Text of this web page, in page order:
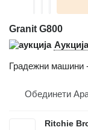
Granit G800
Аукција
Градежни машини
Обединети
Ritchie